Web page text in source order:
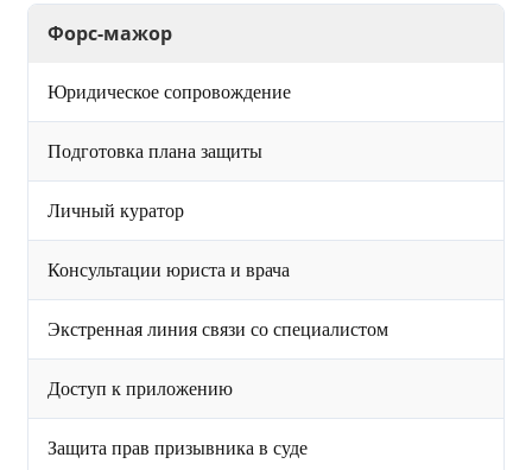
Форс-мажор
Юридическое сопровождение
Подготовка плана защиты
Личный куратор
Консультации юриста и врача
Экстренная линия связи со специалистом
Доступ к приложению
Защита прав призывника в суде